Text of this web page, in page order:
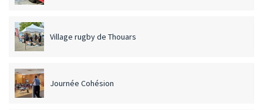
Village rugby de Thouars
Journée Cohésion